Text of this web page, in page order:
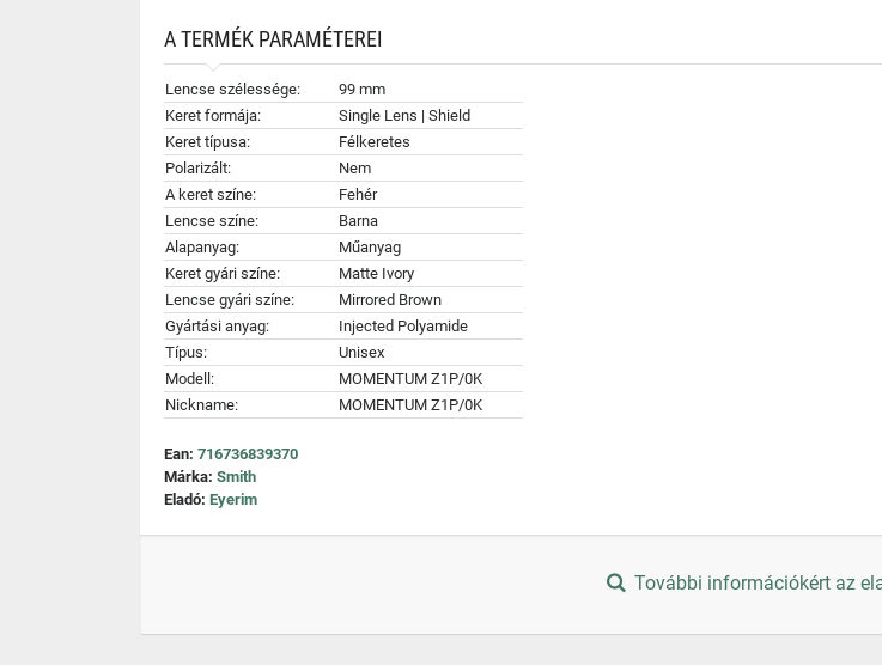
A TERMÉK PARAMÉTEREI
Lencse szélessége:
99 mm
Keret formája:
Single Lens | Shield
Keret típusa:
Félkeretes
Polarizált:
Nem
A keret színe:
Fehér
Lencse színe:
Barna
Alapanyag:
Műanyag
Keret gyári színe:
Matte Ivory
Lencse gyári színe:
Mirrored Brown
Gyártási anyag:
Injected Polyamide
Típus:
Unisex
Modell:
MOMENTUM Z1P/0K
Nickname:
MOMENTUM Z1P/0K
Ean: 716736839370
Márka: Smith
Eladó: Eyerim
További információkért az